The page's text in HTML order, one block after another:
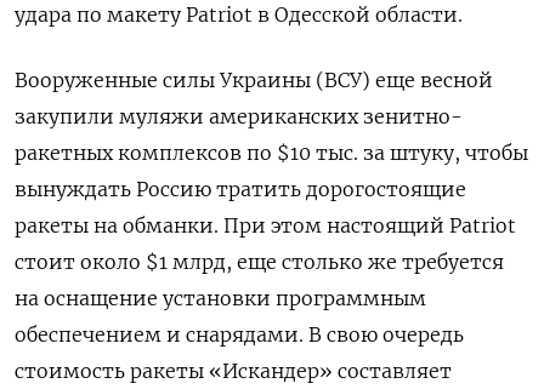
удара по макету Patriot в Одесской области.
Вооруженные силы Украины (ВСУ) еще весной
закупили муляжи американских зенитно-
ракетных комплексов по $10 тыс. за штуку, чтобы
вынуждать Россию тратить дорогостоящие
ракеты на обманки. При этом настоящий Patriot
стоит около $1 млрд, еще столько же требуется
на оснащение установки программным
обеспечением и снарядами. В свою очередь
стоимость ракеты «Искандер» составляет